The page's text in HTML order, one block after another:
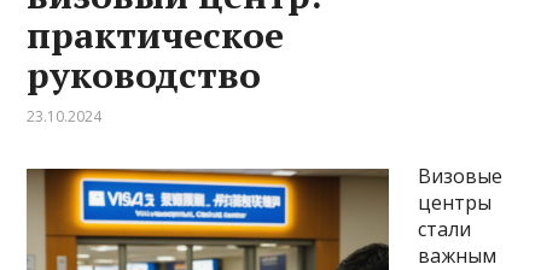
практическое
руководство
23.10.2024
Визовые
центры
стали
важным